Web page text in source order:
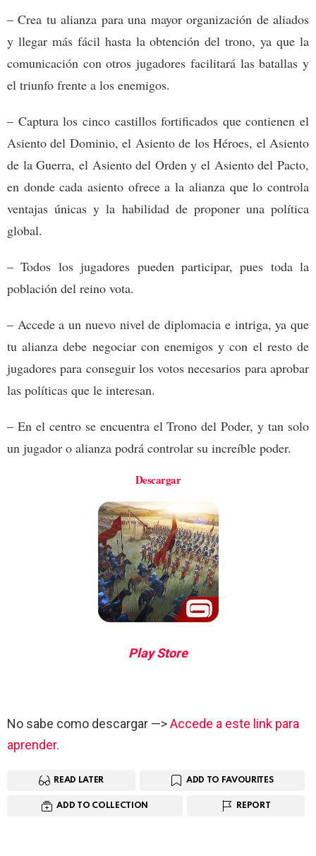
– Crea tu alianza para una mayor organización de aliados
y llegar más fácil hasta la obtención del trono, ya que la
comunicación con otros jugadores facilitará las batallas y
el triunfo frente a los enemigos.
– Captura los cinco castillos fortificados que contienen el
Asiento del Dominio, el Asiento de los Héroes, el Asiento
de la Guerra, el Asiento del Orden y el Asiento del Pacto,
en donde cada asiento ofrece a la alianza que lo controla
ventajas únicas y la habilidad de proponer una política
global.
– Todos los jugadores pueden participar, pues toda la
población del reino vota.
– Accede a un nuevo nivel de diplomacia e intriga, ya que
tu alianza debe negociar con enemigos y con el resto de
jugadores para conseguir los votos necesarios para aprobar
las políticas que le interesan.
– En el centro se encuentra el Trono del Poder, y tan solo
un jugador o alianza podrá controlar su increíble poder.
Descargar
Play Store
No sabe como descargar —>Accede a este link para
aprender.
READ LATER ADD TO FAVOURITES
ADD TO COLLECTION REPORT